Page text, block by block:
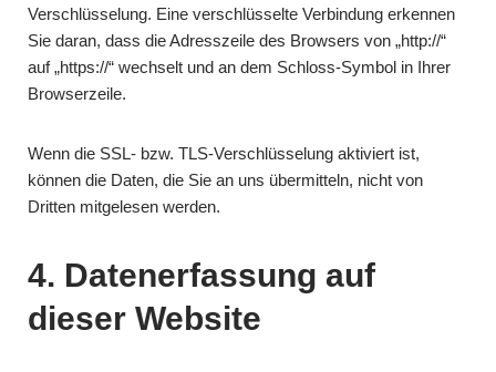
Verschlüsselung. Eine verschlüsselte Verbindung erkennen
Sie daran, dass die Adresszeile des Browsers von „http://“
auf „https://“ wechselt und an dem Schloss-Symbol in Ihrer
Browserzeile.
Wenn die SSL- bzw. TLS-Verschlüsselung aktiviert ist,
können die Daten, die Sie an uns übermitteln, nicht von
Dritten mitgelesen werden.
4. Datenerfassung auf
dieser Website